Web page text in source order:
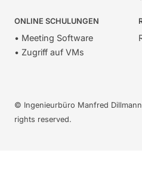
ONLINE SCHULUNGEN
• Meeting Software
• Zugriff auf VMs
© Ingenieurbüro Manfred
rights reserved.